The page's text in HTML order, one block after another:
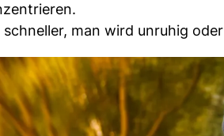
man wird unruhig